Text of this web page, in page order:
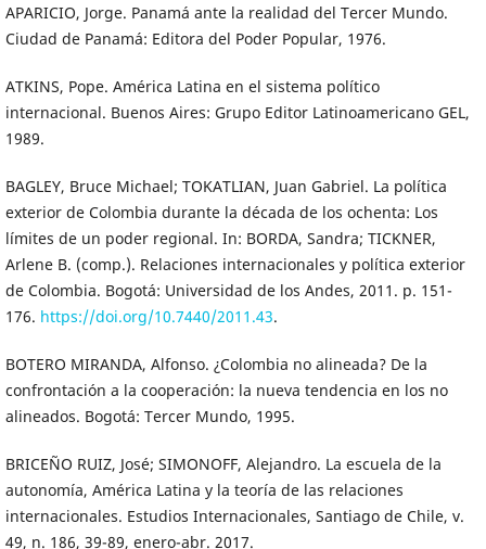
APARICIO, Jorge. Panamá ante la realidad del Tercer Mundo.
Ciudad de Panamá: Editora del Poder Popular, 1976.
ATKINS, Pope. América Latina en el sistema político
internacional. Buenos Aires: Grupo Editor Latinoamericano GEL,
1989.
BAGLEY, Bruce Michael; TOKATLIAN, Juan Gabriel. La política
exterior de Colombia durante la década de los ochenta: Los
límites de un poder regional. In: BORDA, Sandra; TICKNER,
Arlene B. (comp.). Relaciones internacionales y política exterior
de Colombia. Bogotá: Universidad de los Andes, 2011. p. 151-
176. https://doi.org/10.7440/2011.43.
BOTERO MIRANDA, Alfonso. ¿Colombia no alineada? De la
confrontación a la cooperación: la nueva tendencia en los no
alineados. Bogotá: Tercer Mundo, 1995.
BRICEÑO RUIZ, José; SIMONOFF, Alejandro. La escuela de la
autonomía, América Latina y la teoría de las relaciones
internacionales. Estudios Internacionales, Santiago de Chile, v.
49, n. 186, 39-89, enero-abr. 2017.